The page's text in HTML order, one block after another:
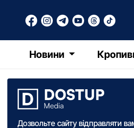
Новини
Дозвольте сайту відправляти
Президент
життя”